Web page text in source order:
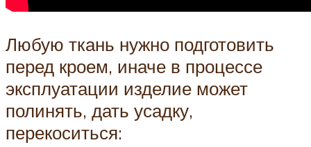
Любую ткань нужно подготовить
перед кроем, иначе в процессе
эксплуатации изделие может
полинять, дать усадку,
перекоситься: